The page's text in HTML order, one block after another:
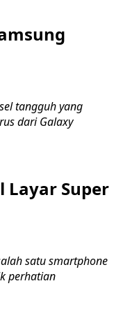
tangguh yang
dari Galaxy
Layar Super
satu smartphone
perhatian